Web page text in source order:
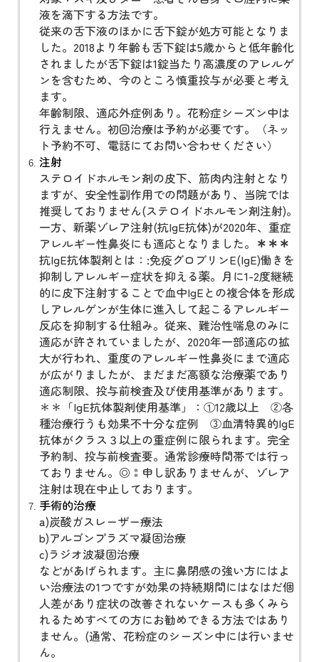
液を滴下する方法です。
従来の舌下液のほかに舌下錠が処方可能となりま
した。2018より年齢も舌下錠は5歳からと低年齢化
されましたが舌下錠は1錠当たり高濃度のアレルゲ
ンを含むため、今のところ慎重投与が必要と考え
ます。
年齢制限、適応外症例あり。花粉症シーズン中は
行えません。初回治療は予約が必要です。（ネッ
ト予約不可、電話にてお問い合わせください）
注射
ステロイドホルモン剤の皮下、筋肉内注射となり
ますが、安全性副作用での問題があり、当院では
推奨しておりません(ステロイドホルモン剤注射)。
一方、新薬ゾレア注射(抗IgE抗体)が2020年、重症
アレルギー性鼻炎にも適応となりました。 ＊＊＊
抗IgE抗体製剤とは：:免疫グロブリンE(IgE)働きを
抑制しアレルギー症状を抑える薬。月に1-2度継続
的に皮下注射することで血中IgEとの複合体を形成
しアレルゲンが生体に進入して起こるアレルギー
反応を抑制する仕組み。従来、難治性喘息のみに
適応が許されていましたが、2020年一部適応の拡
大が行われ、重度のアレルギー性鼻炎にまで適応
が広がりましたが、まだまだ高額な治療薬であり
適応制限、投与前検査及び使用基準があります。
＊＊「IgE抗体製剤使用基準」：①12歳以上 ②各
種治療行うも効果不十分な症例 ③血清特異的IgE
抗体がクラス３以上の重症例に限られます。完全
予約制、投与前検査要。通常診療時間帯では行っ
ておりません。◎⁑申し訳ありませんが、ゾレア
注射は現在中止しております。
手術的治療
a)炭酸ガスレーザー療法
b)アルゴンプラズマ凝固治療
c)ラジオ波凝固治療
などがあげられます。主に鼻閉感の強い方にはよ
い治療法の1つですが効果の持続期間にはなはだ個
人差があり症状の改善されないケースも多くみら
れるためすべての方にお勧めできる方法ではあり
ません。(通常、花粉症のシーズン中には行いませ
ん。